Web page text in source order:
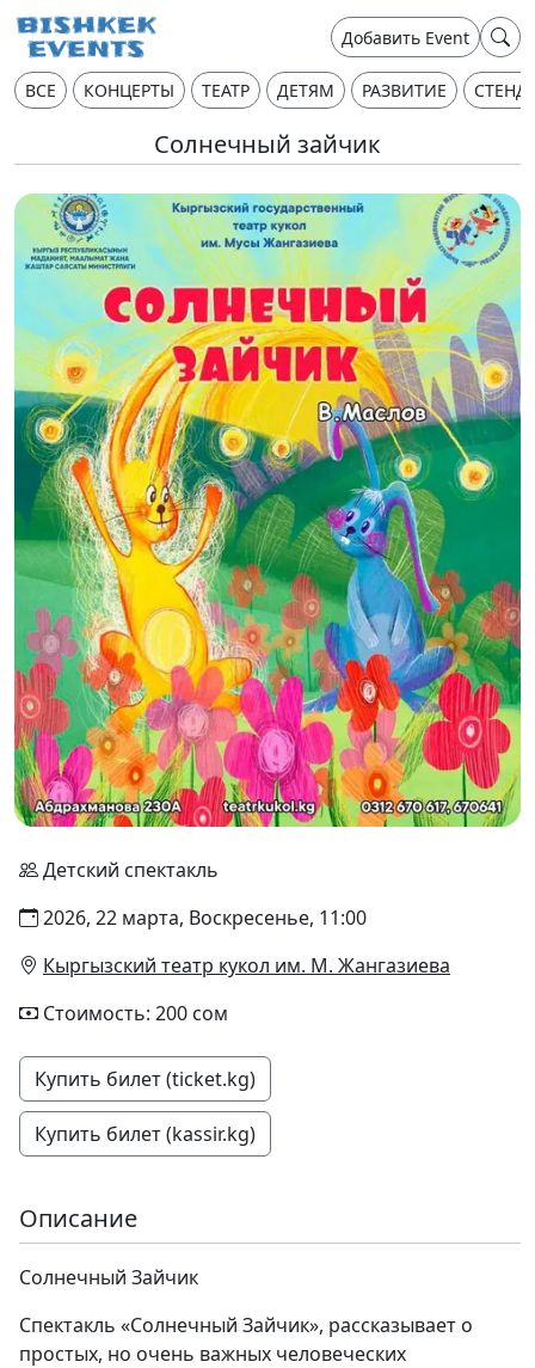
Добавить Event
ВСЕ КОНЦЕРТЫ ТЕАТР ДЕТЯМ РАЗВИТИЕ
Солнечный зайчик
Детский спектакль
2026, 22 марта, Воскресенье, 11:00
Кыргызский театр кукол им. М. Жангазиева
Стоимость: 200 сом
Купить билет (ticket.kg)
Купить билет (kassir.kg)
Описание
Солнечный Зайчик
Спектакль «Солнечный Зайчик», рассказывает о
простых, но очень важных человеческих